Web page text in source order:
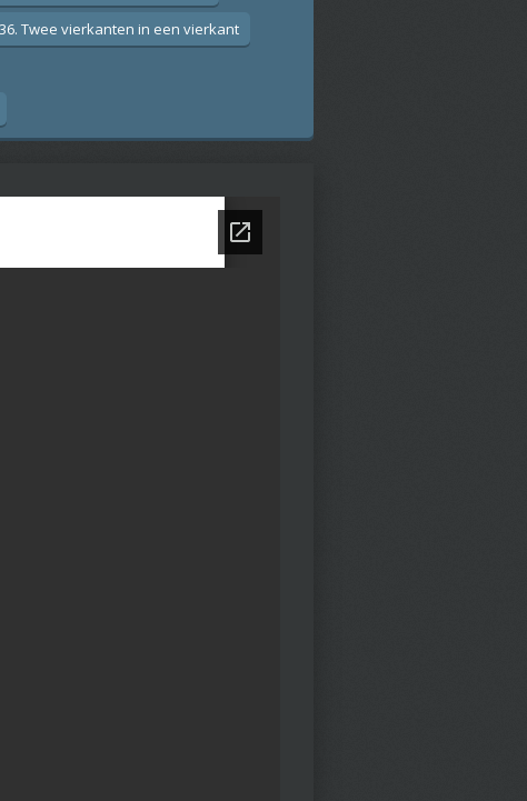
Twee vierkanten in een vierkant